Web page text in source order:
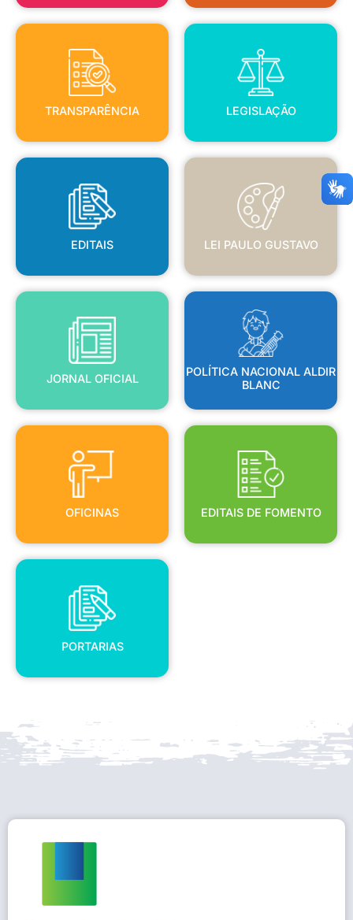
TRANSPARÊNCIA
TRANSPARÊNCIA
LEGISLAÇÃO
LEGISLAÇÃO
EDITAIS
EDITAIS
LEI PAULO GUSTAVO
LEI PAULO GUSTAVO
JORNAL OFICIAL
JORNAL OFICIAL
POLÍTICA NACIONAL ALDIR
BLANC
POLÍTICA NACIONAL ALDIR
BLANC
OFICINAS
OFICINAS
EDITAIS DE FOMENTO
EDITAIS DE FOMENTO
PORTARIAS
PORTARIAS